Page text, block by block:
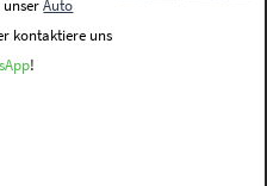
unserAuto
kontaktiere uns
!